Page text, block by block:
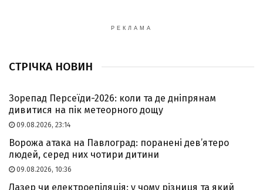
РЕКЛАМА
СТРІЧКА НОВИН
Зорепад Персеїди-2026: коли та де дніпрянам
дивитися на пік метеорного дощу
09.08.2026, 23:14
Ворожа атака на Павлоград: поранені дев’ятеро
людей, серед них чотири дитини
09.08.2026, 10:36
Лазер чи електроепіляція: у чому різниця та який